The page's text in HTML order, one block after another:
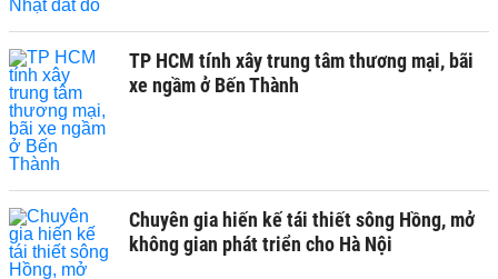
TP HCM tính xây trung tâm thương mại, bãi
xe ngầm ở Bến Thành
Chuyên gia hiến kế tái thiết sông Hồng, mở
không gian phát triển cho Hà Nội